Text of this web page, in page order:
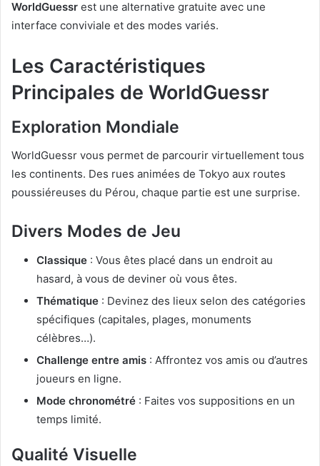
WorldGuessr est une alternative gratuite avec une
interface conviviale et des modes variés.
Les Caractéristiques
Principales de WorldGuessr
Exploration Mondiale
WorldGuessr vous permet de parcourir virtuellement tous
les continents. Des rues animées de Tokyo aux routes
poussiéreuses du Pérou, chaque partie est une surprise.
Divers Modes de Jeu
Classique : Vous êtes placé dans un endroit au
hasard, à vous de deviner où vous êtes.
Thématique : Devinez des lieux selon des catégories
spécifiques (capitales, plages, monuments
célèbres…).
Challenge entre amis : Affrontez vos amis ou d’autres
joueurs en ligne.
Mode chronométré : Faites vos suppositions en un
temps limité.
Qualité Visuelle